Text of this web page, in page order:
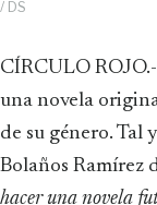
/ DS
CÍRCULO ROJO.- ‘3153. Los logros de la humanidad’ es
una novela
de su género. Tal
Bolaños Ramírez
hacer una novela